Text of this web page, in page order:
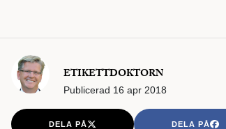
ETIKETTDOKTORN
Publicerad 16 apr 2018
DELA PÅ DELA PÅ